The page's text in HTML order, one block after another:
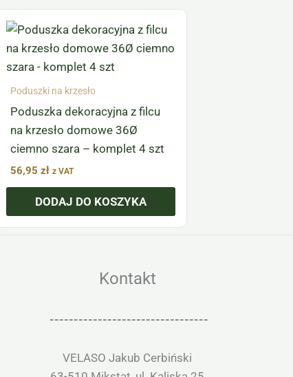
Poduszki na krzesło
Poduszka dekoracyjna z filcu
na krzesło domowe 36Ø
ciemno szara – komplet 4 szt
56,95 zł z VAT
DODAJ DO KOSZYKA
Kontakt
---------------------------------
VELASO Jakub Cerbiński